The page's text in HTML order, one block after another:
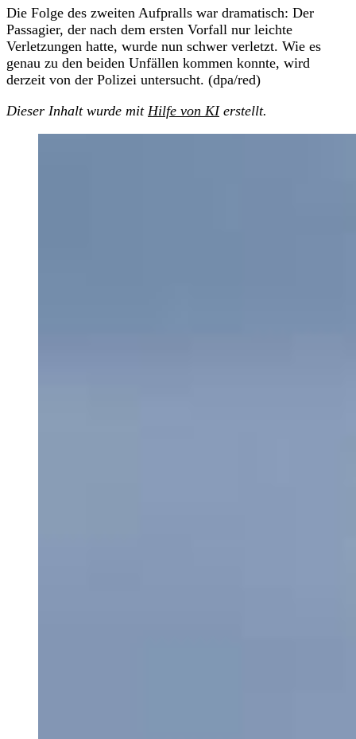
Die Folge des zweiten Aufpralls war dramatisch: Der
Passagier, der nach dem ersten Vorfall nur leichte
Verletzungen hatte, wurde nun schwer verletzt. Wie es
genau zu den beiden Unfällen kommen konnte, wird
derzeit von der Polizei untersucht. (dpa/red)
Dieser Inhalt wurde mit Hilfe von KIerstellt.